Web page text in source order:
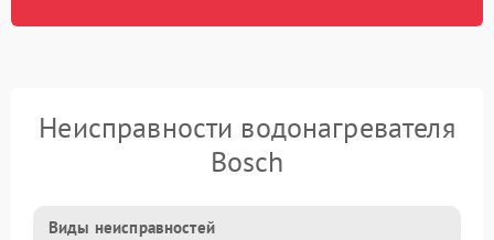
Неисправности водонагревателя
Bosch
Виды неисправностей